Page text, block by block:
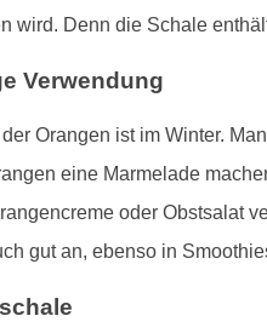
wird. Denn die Schale
Verwendung
Orangen ist im Winter.
eine Marmelade
oder Obstsalat
gut an, ebenso in